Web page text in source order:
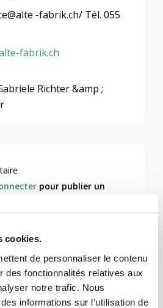
cookies.
de personnaliser le contenu
des fonctionnalités relatives aux
notre trafic. Nous
informations sur l'utilisation de
, Culture et arts
-fabrik.ch/ Tél. 055
fabrik.ch
Richter &amp ;
pour publier un